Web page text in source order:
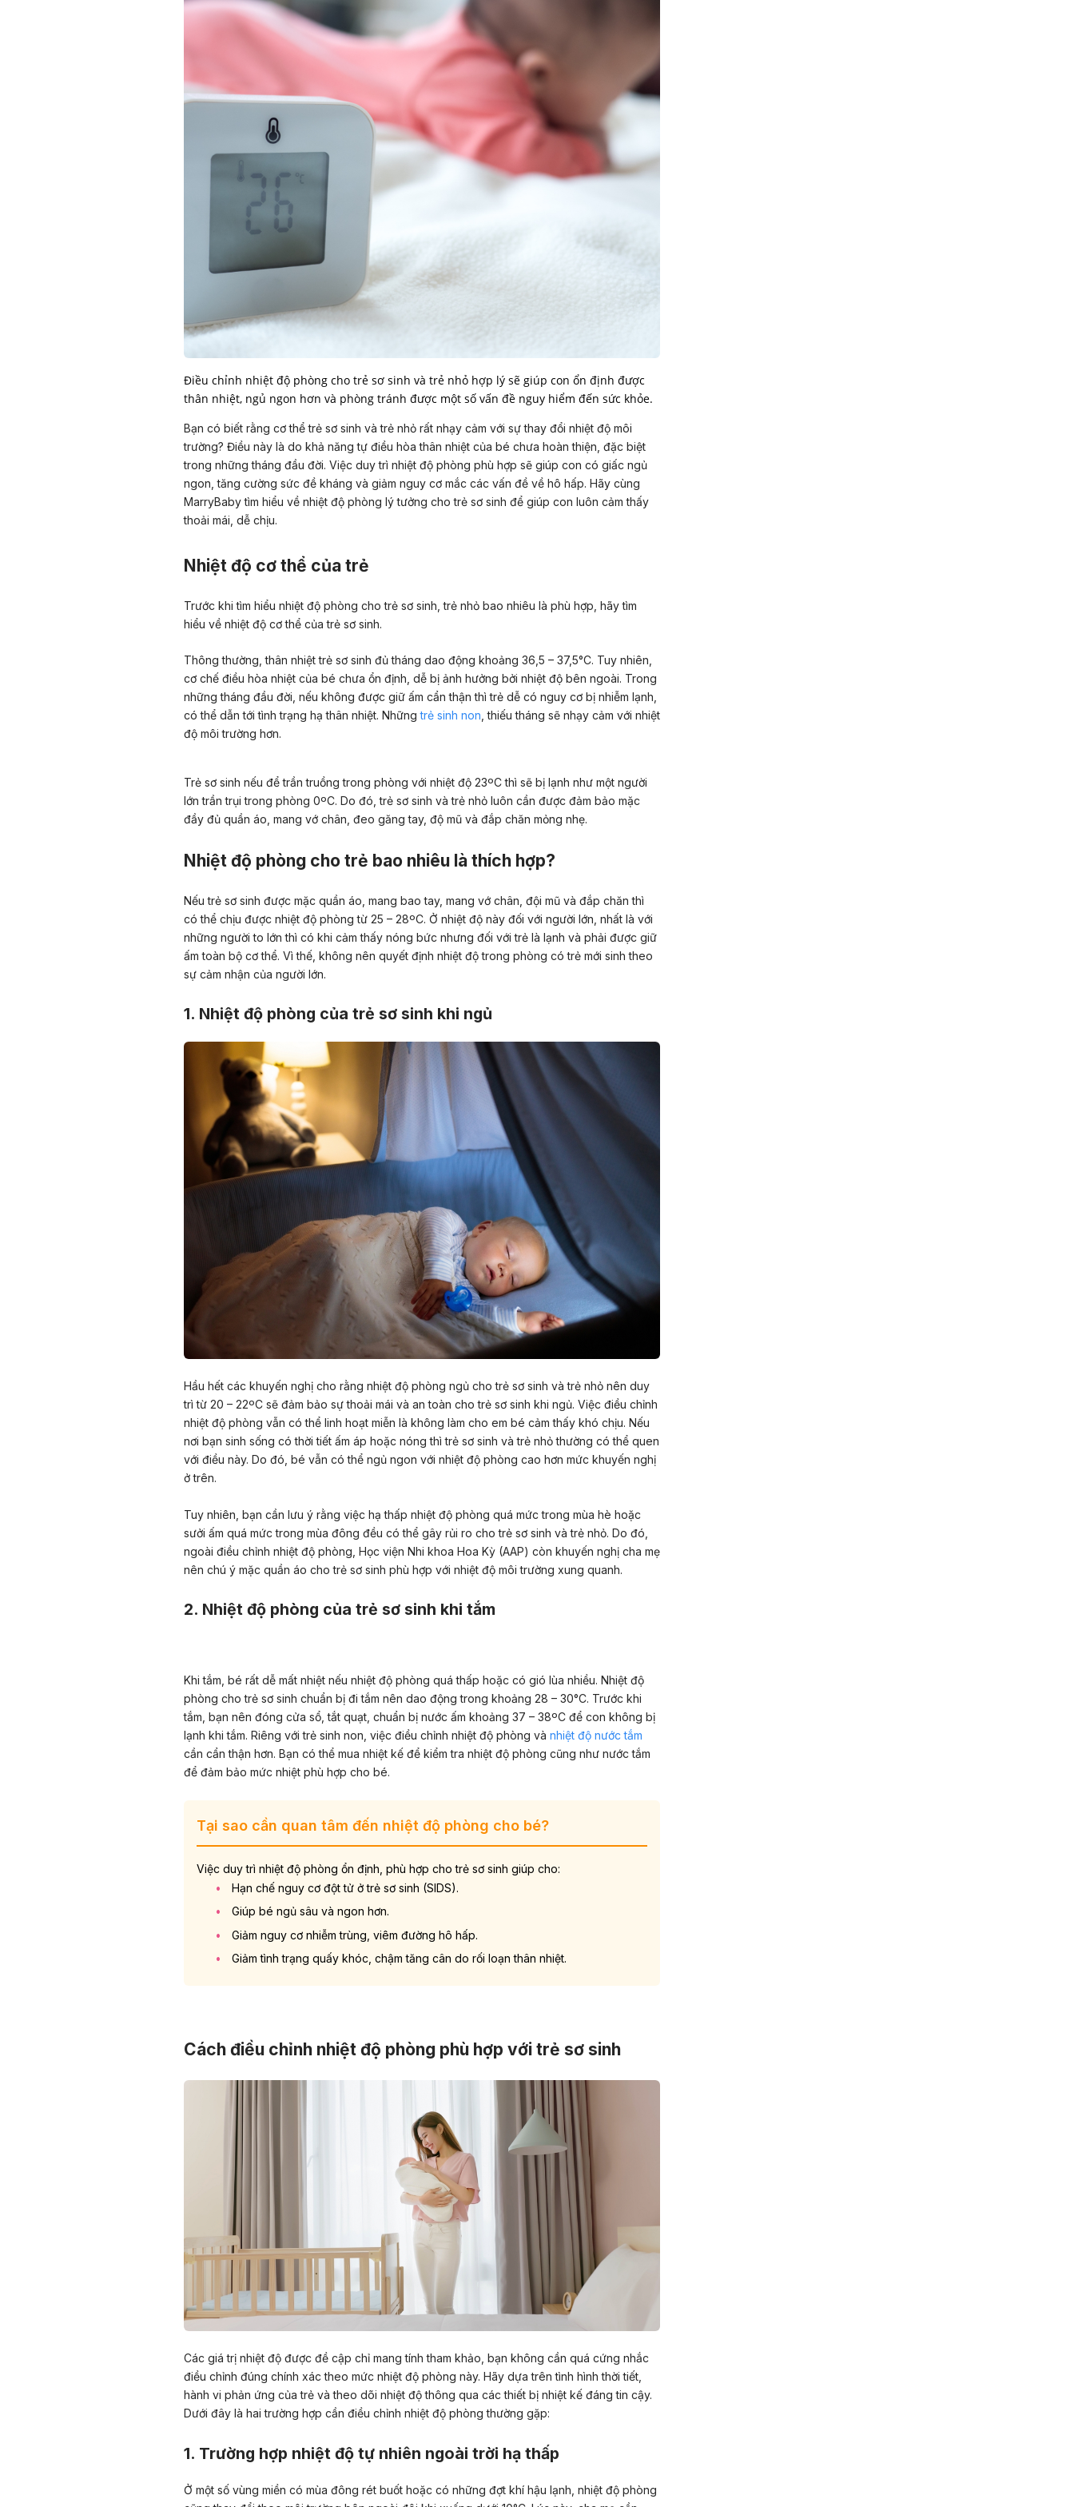
Điều chỉnh nhiệt độ phòng cho trẻ sơ sinh và trẻ nhỏ hợp lý sẽ giúp con ổn định được
thân nhiệt, ngủ ngon hơn và phòng tránh được một số vấn đề nguy hiểm đến sức khỏe.
Bạn có biết rằng cơ thể trẻ sơ sinh và trẻ nhỏ rất nhạy cảm với sự thay đổi nhiệt độ môi
trường? Điều này là do khả năng tự điều hòa thân nhiệt của bé chưa hoàn thiện, đặc biệt
trong những tháng đầu đời. Việc duy trì nhiệt độ phòng phù hợp sẽ giúp con có giấc ngủ
ngon, tăng cường sức đề kháng và giảm nguy cơ mắc các vấn đề về hô hấp. Hãy cùng
MarryBaby tìm hiểu về nhiệt độ phòng lý tưởng cho trẻ sơ sinh để giúp con luôn cảm thấy
thoải mái, dễ chịu.
Nhiệt độ cơ thể của trẻ
Trước khi tìm hiểu nhiệt độ phòng cho trẻ sơ sinh, trẻ nhỏ bao nhiêu là phù hợp, hãy tìm
hiểu về nhiệt độ cơ thể của trẻ sơ sinh.
Thông thường, thân nhiệt trẻ sơ sinh đủ tháng dao động khoảng 36,5 – 37,5°C. Tuy nhiên,
cơ chế điều hòa nhiệt của bé chưa ổn định, dễ bị ảnh hưởng bởi nhiệt độ bên ngoài. Trong
những tháng đầu đời, nếu không được giữ ấm cẩn thận thì trẻ dễ có nguy cơ bị nhiễm lạnh,
có thể dẫn tới tình trạng hạ thân nhiệt. Nhữngtrẻ sinh non , thiếu tháng sẽ nhạy cảm với nhiệt
độ môi trường hơn.
Trẻ sơ sinh nếu để trần truồng trong phòng với nhiệt độ 23ºC thì sẽ bị lạnh như một người
lớn trần trụi trong phòng 0ºC. Do đó, trẻ sơ sinh và trẻ nhỏ luôn cần được đảm bảo mặc
đầy đủ quần áo, mang vớ chân, đeo găng tay, độ mũ và đắp chăn mỏng nhẹ.
Nhiệt độ phòng cho trẻ bao nhiêu là thích hợp?
Nếu trẻ sơ sinh được mặc quần áo, mang bao tay, mang vớ chân, đội mũ và đắp chăn thì
có thể chịu được nhiệt độ phòng từ 25 – 28ºC. Ở nhiệt độ này đối với người lớn, nhất là với
những người to lớn thì có khi cảm thấy nóng bức nhưng đối với trẻ là lạnh và phải được giữ
ấm toàn bộ cơ thể. Vì thế, không nên quyết định nhiệt độ trong phòng có trẻ mới sinh theo
sự cảm nhận của người lớn.
1. Nhiệt độ phòng của trẻ sơ sinh khi ngủ
Hầu hết các khuyến nghị cho rằng nhiệt độ phòng ngủ cho trẻ sơ sinh và trẻ nhỏ nên duy
trì từ 20 – 22ºC sẽ đảm bảo sự thoải mái và an toàn cho trẻ sơ sinh khi ngủ. Việc điều chỉnh
nhiệt độ phòng vẫn có thể linh hoạt miễn là không làm cho em bé cảm thấy khó chịu. Nếu
nơi bạn sinh sống có thời tiết ấm áp hoặc nóng thì trẻ sơ sinh và trẻ nhỏ thường có thể quen
với điều này. Do đó, bé vẫn có thể ngủ ngon với nhiệt độ phòng cao hơn mức khuyến nghị
ở trên.
Tuy nhiên, bạn cần lưu ý rằng việc hạ thấp nhiệt độ phòng quá mức trong mùa hè hoặc
sưởi ấm quá mức trong mùa đông đều có thể gây rủi ro cho trẻ sơ sinh và trẻ nhỏ. Do đó,
ngoài điều chỉnh nhiệt độ phòng, Học viện Nhi khoa Hoa Kỳ (AAP) còn khuyến nghị cha mẹ
nên chú ý mặc quần áo cho trẻ sơ sinh phù hợp với nhiệt độ môi trường xung quanh.
2. Nhiệt độ phòng của trẻ sơ sinh khi tắm
Khi tắm, bé rất dễ mất nhiệt nếu nhiệt độ phòng quá thấp hoặc có gió lùa nhiều. Nhiệt độ
phòng cho trẻ sơ sinh chuẩn bị đi tắm nên dao động trong khoảng 28 – 30°C. Trước khi
tắm, bạn nên đóng cửa sổ, tắt quạt, chuẩn bị nước ấm khoảng 37 – 38ºC để con không bị
lạnh khi tắm. Riêng với trẻ sinh non, việc điều chỉnh nhiệt độ phòng và nhiệt độ nước tắm
cần cẩn thận hơn. Bạn có thể mua nhiệt kế để kiểm tra nhiệt độ phòng cũng như nước tắm
để đảm bảo mức nhiệt phù hợp cho bé.
Tại sao cần quan tâm đến nhiệt độ phòng cho bé?
Việc duy trì nhiệt độ phòng ổn định, phù hợp cho trẻ sơ sinh giúp cho:
Hạn chế nguy cơ đột tử ở trẻ sơ sinh (SIDS).
Giúp bé ngủ sâu và ngon hơn.
Giảm nguy cơ nhiễm trùng, viêm đường hô hấp.
Giảm tình trạng quấy khóc, chậm tăng cân do rối loạn thân nhiệt.
Cách điều chỉnh nhiệt độ phòng phù hợp với trẻ sơ sinh
Các giá trị nhiệt độ được đề cập chỉ mang tính tham khảo, bạn không cần quá cứng nhắc
điều chỉnh đúng chính xác theo mức nhiệt độ phòng này. Hãy dựa trên tình hình thời tiết,
hành vi phản ứng của trẻ và theo dõi nhiệt độ thông qua các thiết bị nhiệt kế đáng tin cậy.
Dưới đây là hai trường hợp cần điều chỉnh nhiệt độ phòng thường gặp:
1. Trường hợp nhiệt độ tự nhiên ngoài trời hạ thấp
Ở một số vùng miền có mùa đông rét buốt hoặc có những đợt khí hậu lạnh, nhiệt độ phòng